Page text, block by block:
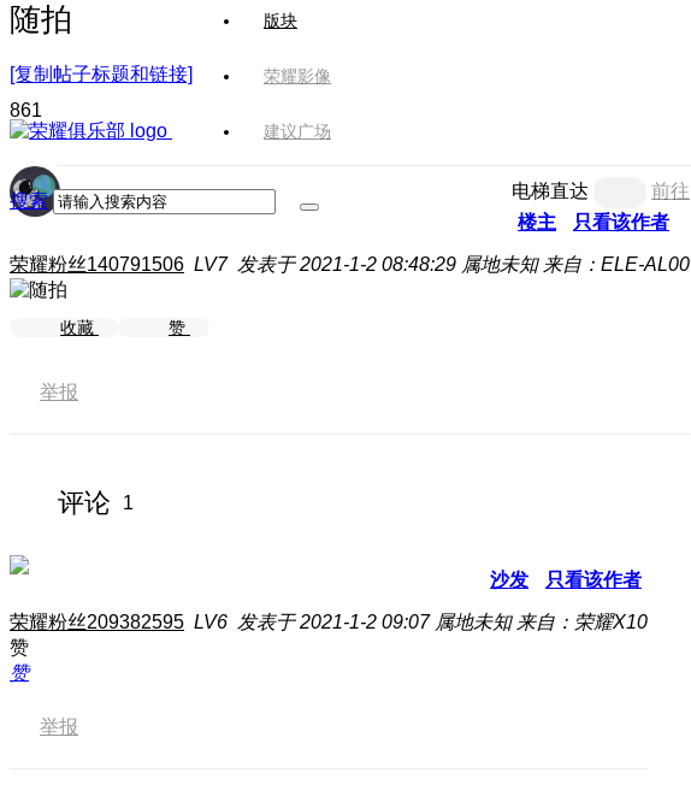
版块
荣耀影像
建议广场
搜索
随拍
[复制帖子标题和链接]
861
电梯直达
前往
楼主
只看该作者
荣耀粉丝140791506 LV7 发表于 2021-1-2 08:48:29 属地未知 来自：ELE-AL00
收藏 赞
举报
评论 1
沙发 只看该作者
荣耀粉丝209382595 LV6 发表于 2021-1-2 09:07 属地未知 来自：荣耀X10
赞
赞
举报